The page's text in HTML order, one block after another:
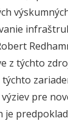
z týchto
pre